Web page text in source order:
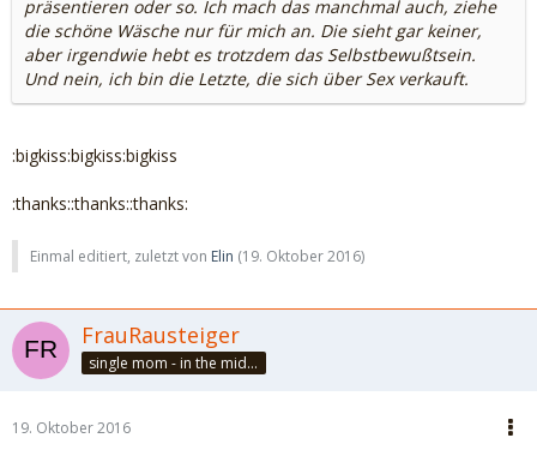
präsentieren oder so. Ich mach das manchmal auch, ziehe
die schöne Wäsche nur für mich an. Die sieht gar keiner,
aber irgendwie hebt es trotzdem das Selbstbewußtsein.
Und nein, ich bin die Letzte, die sich über Sex verkauft.
:bigkiss:bigkiss:bigkiss
:thanks::thanks::thanks:
Einmal editiert, zuletzt von Elin (19. Oktober 2016)
FrauRausteiger
single mom - in the middle of felicity
19. Oktober 2016